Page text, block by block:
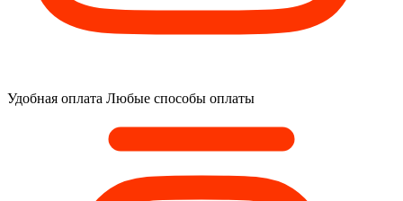
Удобная оплата Любые способы оплаты